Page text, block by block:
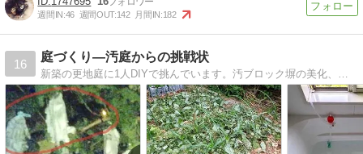
週間IN:46 週間OUT:142 月間IN:182
16
庭づくり―汚庭からの挑戦状